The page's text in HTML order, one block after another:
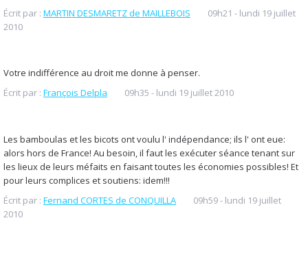
Écrit par : MARTIN DESMARETZ de MAILLEBOIS 09h21 - lundi 19 juillet
2010
Votre indifférence au droit me donne à penser.
Écrit par : François Delpla 09h35 - lundi 19 juillet 2010
Les bamboulas et les bicots ont voulu l' indépendance; ils l' ont eue:
alors hors de France! Au besoin, il faut les exécuter séance tenant sur
les lieux de leurs méfaits en faisant toutes les économies possibles! Et
pour leurs complices et soutiens: idem!!!
Écrit par : Fernand CORTES de CONQUILLA 09h59- lundi 19 juillet
2010